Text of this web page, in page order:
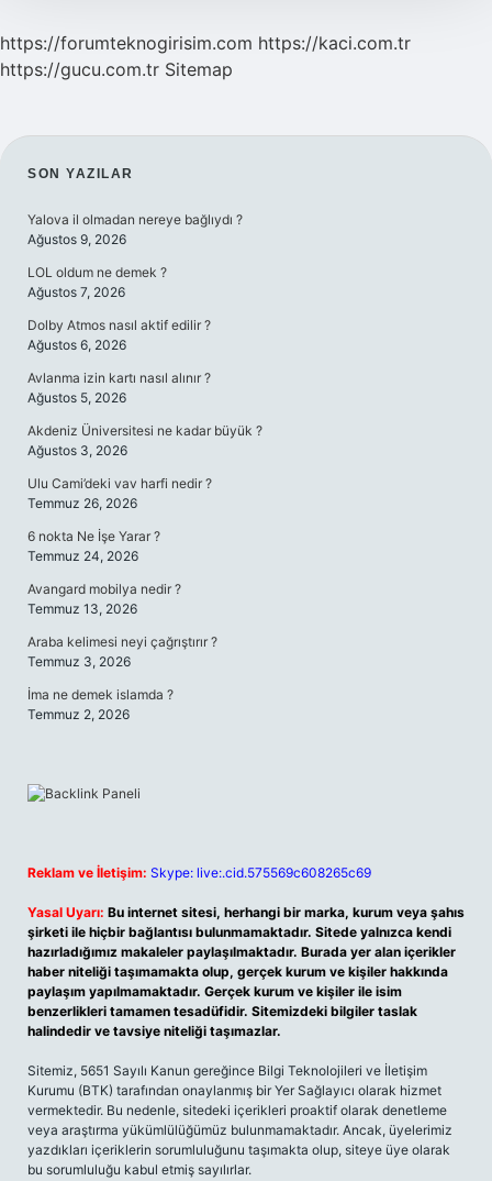
https://forumteknogirisim.com https://kaci.com.tr
https://gucu.com.tr Sitemap
SIDEBAR
SON YAZILAR
Yalova il olmadan nereye bağlıydı ?
Ağustos 9, 2026
LOL oldum ne demek ?
Ağustos 7, 2026
Dolby Atmos nasıl aktif edilir ?
Ağustos 6, 2026
Avlanma izin kartı nasıl alınır ?
Ağustos 5, 2026
Akdeniz Üniversitesi ne kadar büyük ?
Ağustos 3, 2026
Ulu Cami’deki vav harfi nedir ?
Temmuz 26, 2026
6 nokta Ne İşe Yarar ?
Temmuz 24, 2026
Avangard mobilya nedir ?
Temmuz 13, 2026
Araba kelimesi neyi çağrıştırır ?
Temmuz 3, 2026
İma ne demek islamda ?
Temmuz 2, 2026
Reklam ve İletişim: Skype: live:.cid.575569c608265c69
Yasal Uyarı: Bu internet sitesi, herhangi bir marka, kurum veya şahıs
şirketi ile hiçbir bağlantısı bulunmamaktadır. Sitede yalnızca kendi
hazırladığımız makaleler paylaşılmaktadır. Burada yer alan içerikler
haber niteliği taşımamakta olup, gerçek kurum ve kişiler hakkında
paylaşım yapılmamaktadır. Gerçek kurum ve kişiler ile isim
benzerlikleri tamamen tesadüfidir. Sitemizdeki bilgiler taslak
halindedir ve tavsiye niteliği taşımazlar.
Sitemiz, 5651 Sayılı Kanun gereğince Bilgi Teknolojileri ve İletişim
Kurumu (BTK) tarafından onaylanmış bir Yer Sağlayıcı olarak hizmet
vermektedir. Bu nedenle, sitedeki içerikleri proaktif olarak denetleme
veya araştırma yükümlülüğümüz bulunmamaktadır. Ancak, üyelerimiz
yazdıkları içeriklerin sorumluluğunu taşımakta olup, siteye üye olarak
bu sorumluluğu kabul etmiş sayılırlar.